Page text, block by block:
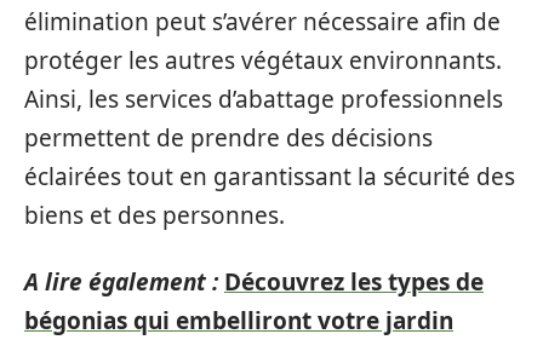
élimination peut s’avérer nécessaire afin de
protéger les autres végétaux environnants.
Ainsi, les services d’abattage professionnels
permettent de prendre des décisions
éclairées tout en garantissant la sécurité des
biens et des personnes.
A lire également : Découvrez les types de
bégonias qui embelliront votre jardin